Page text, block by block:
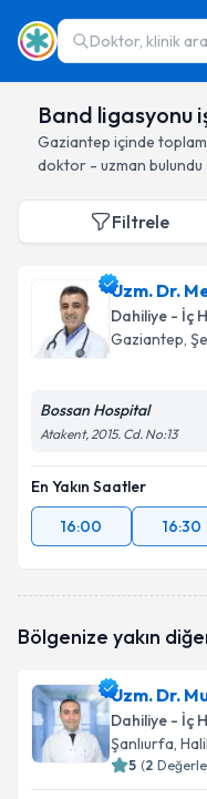
Doktor, klinik
Band ligasyonu
Gaziantep içinde toplam
doktor - uzman bulundu
Filtrele
Uzm. Dr.
Dahiliye - İç
Gaziantep,
Bossan Hospital
Atakent, 2015. Cd. No:13
En Yakın Saatler
16:00
16:30
Bölgenize yakın
Uzm. Dr.
Dahiliye - İç
Şanlıurfa,
5 (2